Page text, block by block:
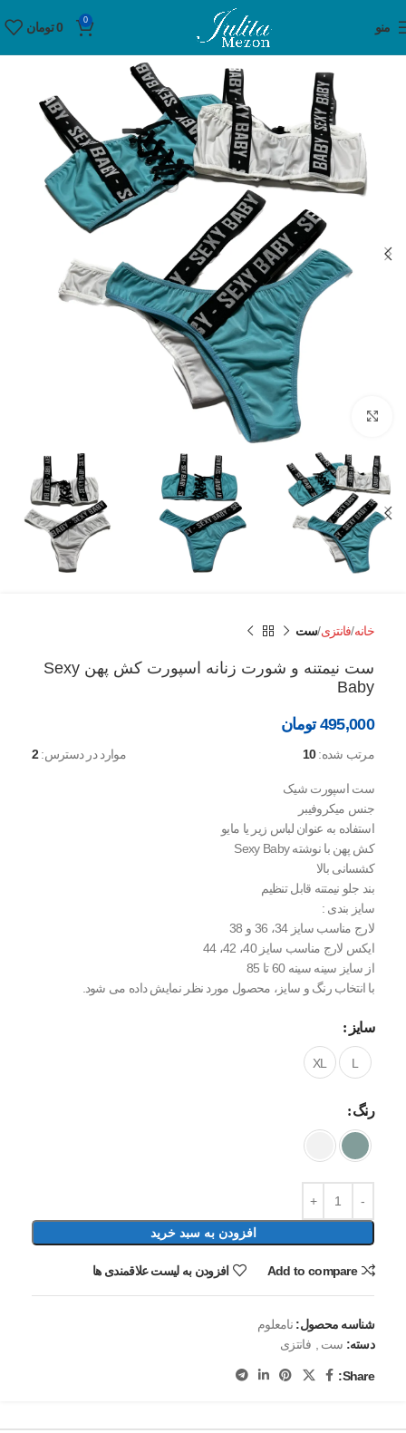
منو 0
0 تومان
برای بزرگنمایی کلیک کنید
خانه فانتزی ست
ست نیمتنه و شورت زنانه اسپورت کش پهن Sexy
Baby
495,000 تومان
مرتب شده: 10 موارد در دسترس: 2
ست اسپورت شیک
جنس میکروفیبر
استفاده به عنوان لباس زیر یا مایو
کش پهن با نوشته Sexy Baby
کشسانی بالا
بند جلو نیمتنه قابل تنظیم
سایز بندی :
لارج مناسب سایز 34، 36 و 38
ایکس لارج مناسب سایز 40، 42، 44
از سایز سینه سینه 60 تا 85
با انتخاب رنگ و سایز، محصول مورد نظر نمایش داده می شود.
سایز
L
XL
رنگ
افزودن به سبد خرید
Add to compare افزودن به لیست علاقمندی ها
شناسه محصول: نامعلوم
دسته: ست فانتزی
Share: